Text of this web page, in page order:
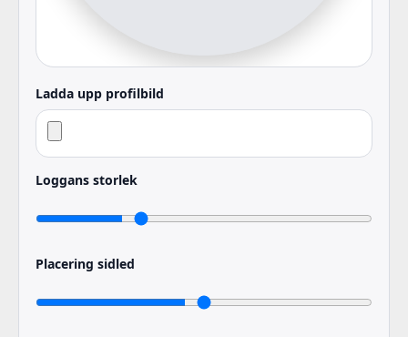
Ladda upp profilbild
Loggans storlek
Placering sidled